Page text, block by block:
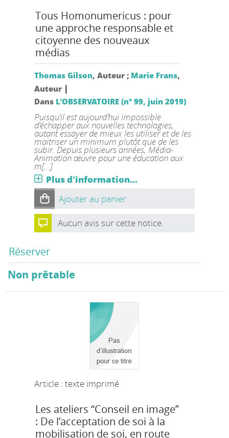
Tous Homonumericus : pour
une approche responsable et
citoyenne des nouveaux
médias
Thomas Gilson, Auteur ; Marie Frans,
Auteur |
Dans L'OBSERVATOIRE (n° 99, juin 2019)
Puisqu’il est aujourd’hui impossible
d’échapper aux nouvelles technologies,
autant essayer de mieux les utiliser et de les
maitriser un minimum plutôt que de les
subir. Depuis plusieurs années, Média-
Animation œuvre pour une éducation aux
m[...]
Plus d'information...
Ajouter au panier
Aucun avis sur cette notice.
Réserver
Non prêtable
Article : texte imprimé
Les ateliers “Conseil en image”
: De l’acceptation de soi à la
mobilisation de soi, en route